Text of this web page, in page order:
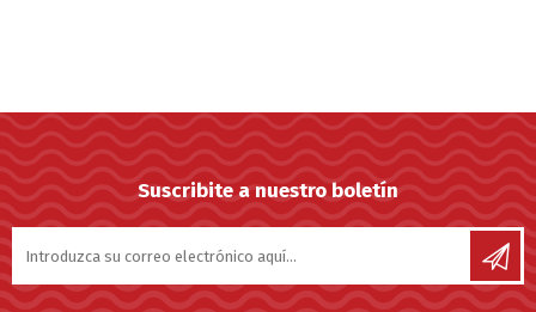
Suscribite a nuestro boletín